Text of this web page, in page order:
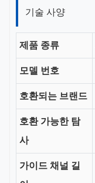
기술 사양
제품 종류
모델 번호
호환되는 브랜드
호환 가능한 탐
사
가이드 채널 길